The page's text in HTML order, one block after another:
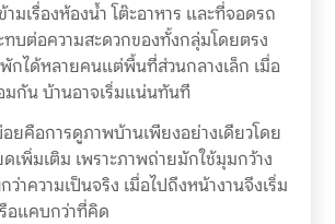
มเรื่องห้องน้ำ โต๊ะอาหาร และที่จอดรถ
บต่อความสะดวกของทั้งกลุ่มโดยตรง
กได้หลายคนแต่พื้นที่ส่วนกลางเล็ก เมื่อ
กัน บ้านอาจเริ่มแน่นทันที
ยคือการดูภาพบ้านเพียงอย่างเดียวโดย
ดเพิ่มเติม เพราะภาพถ่ายมักใช้มุมกว้าง
าความเป็นจริง เมื่อไปถึงหน้างานจึงเริ่ม
อแคบกว่าที่คิด